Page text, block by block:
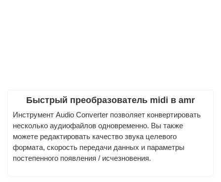
Быстрый преобразователь midi в amr
Инструмент Audio Converter позволяет конвертировать
несколько аудиофайлов одновременно. Вы также
можете редактировать качество звука целевого
формата, скорость передачи данных и параметры
постепенного появления / исчезновения.